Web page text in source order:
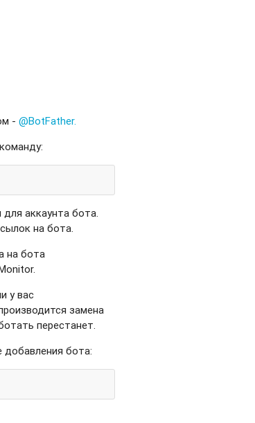
-@BotFather.
аккаунта бота.
на бота.
на бота
у вас
замена
перестанет.
бота: